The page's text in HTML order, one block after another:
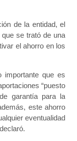
de la entidad, el
se trató de una
el ahorro en los
importante que es
“puesto
garantía para la
este ahorro
eventualidad